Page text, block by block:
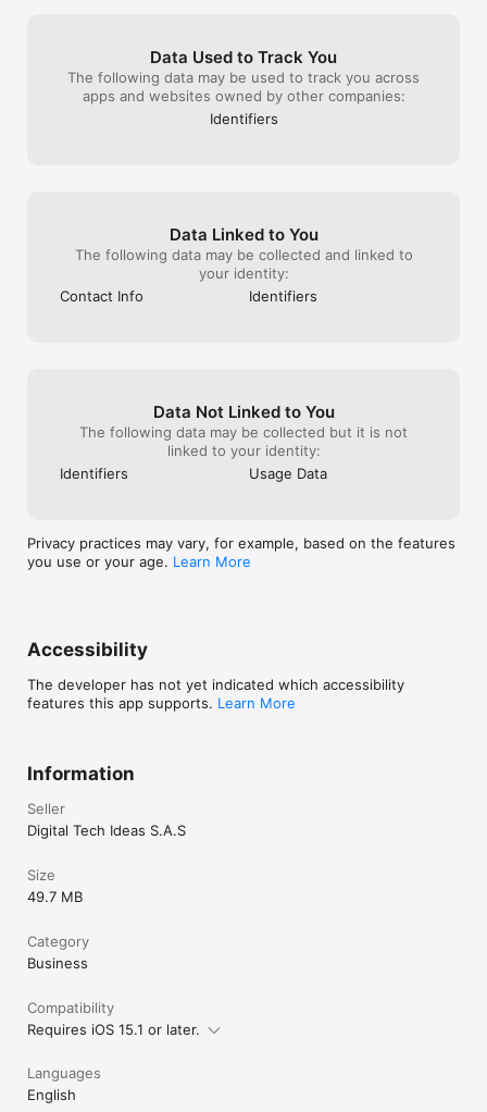
* SECOP I
* SECOP II
ALERTAS INTELIGENTES 24/7
Crea perfiles personalizados y recibe alertas automáticas
cuando aparezcan oportunidades relevantes para tu negocio.
* documentos publicados
* modificaciones importantes
* notificaciones
FILTROS AVANZADOS
* ciudad
* valor del proceso
* actividad económica
Cada plan incluye subcuentas para que tu equipo pueda
SOPORTE Y ACOMPAÑAMIENTO
* chat en vivo
* acompañamiento personalizado
SUSCRIPCIONES
LicitaYa! ofrece funcionalidades gratuitas y también planes de
suscripción premium con renovación automática para acceder
Data Used to Track You
The following data may be used to track you across
apps and websites owned by other companies:
Identifiers
Data Linked to You
The following data may be collected and linked to
your identity:
Contact Info
Identifiers
Data Not Linked to You
The following data may be collected but it is not
linked to your identity:
Identifiers
Usage Data
Privacy practices may vary, for example, based on the features
you use or your age. Learn More
Accessibility
The developer has not yet indicated which accessibility
features this app supports. Learn More
Information
Seller
Digital Tech Ideas S.A.S
Size
49.7 MB
Category
Business
Compatibility
Requires iOS 15.1 or later.
Languages
English